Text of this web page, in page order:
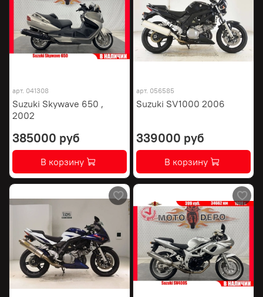
арт. 041308
Suzuki Skywave 650 ,
2002
385000 руб
В корзину
арт. 056585
Suzuki SV1000 2006
339000 руб
В корзину